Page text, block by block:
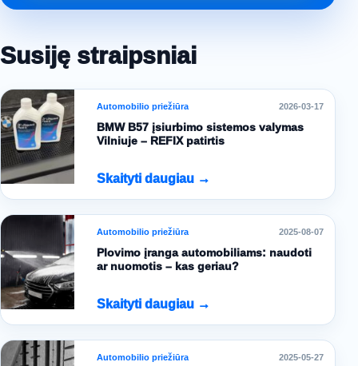
Susiję straipsniai
Automobilio priežiūra 2026-03-17
BMW B57 įsiurbimo sistemos valymas
Vilniuje – REFIX patirtis
Skaityti daugiau →
Automobilio priežiūra 2025-08-07
Plovimo įranga automobiliams: naudoti
ar nuomotis – kas geriau?
Skaityti daugiau →
Automobilio priežiūra 2025-05-27